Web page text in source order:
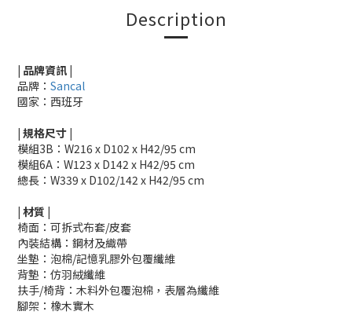
Description
| 品牌資訊 |
品牌： Sancal
國家：西班牙
| 規格尺寸 |
模組3B：W216 x D102 x H42/95 cm
模組6A：W123 x D142 x H42/95 cm
總長： W339 x D102/142 x H42/95 cm
| 材質 |
椅面 ： 可拆式布套/皮套
內裝結構 ：鋼材及織帶
坐墊 ：泡棉/記憶乳膠外包覆纖維
背墊 ：仿羽絨纖維
扶手/椅背 ：木料外包覆泡棉，表層為纖維
腳架 ：橡木實木